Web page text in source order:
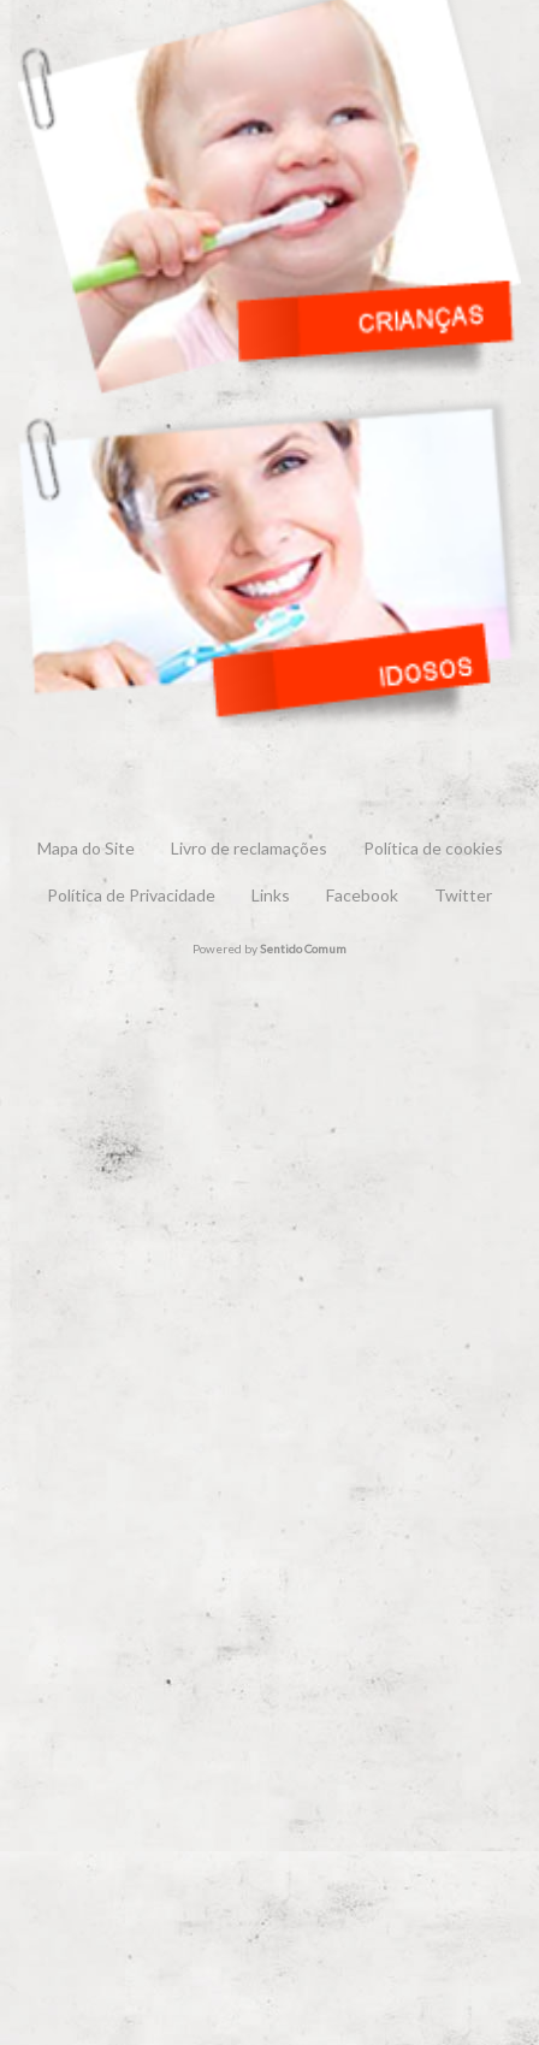
Mapa do Site Livro de reclamações Política de cookies
Política de Privacidade Links Facebook Twitter
Powered bySentido Comum